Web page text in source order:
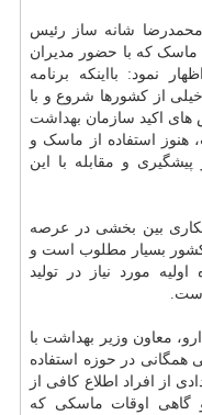
محمدرضا شانه ساز رئیس
ماسک که با حضور مدیران
نمود: بااینکه برنامه
از کشورها شروع و با
اکید سازمان بهداشت
، هنوز استفاده از ماسک و
و مقابله با این
بین بخشی در عرصه
کشور بسیار مطلوب است و
مورد نیاز در تولید
معاون وزیر بهداشت با
همگانی در حوزه استفاده
از افراد اطلاع کافی از
گاهی اوقات ماسکی که